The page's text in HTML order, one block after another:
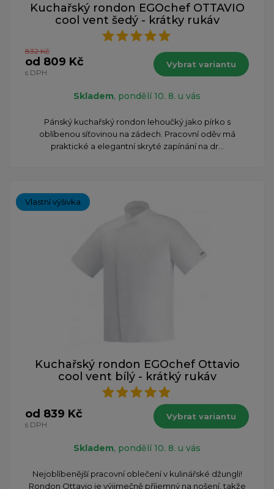
Kuchařský rondon EGOchef OTTAVIO
cool vent šedý - krátky rukáv
832 Kč
od 809 Kč
s DPH
Vybrat variantu
Skladem, pondělí 10. 8. u vás
Pánský kuchařský rondon lehoučký jako pírko s
oblíbenou síťovinou na zádech. Pracovní oděv má
praktické a elegantní skryté zapínání na dr...
Vlastní výšivka
Kuchařský rondon EGOchef Ottavio
cool vent bílý - krátký rukáv
od 839 Kč
s DPH
Vybrat variantu
Skladem, pondělí 10. 8. u vás
Nejoblíbenější pracovní oblečení v kulinářské džungli!
Rondon Ottavio je výjimečně příjemný na nošení, takže